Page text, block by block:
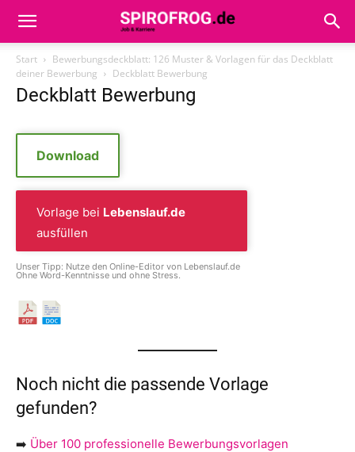
Start
Bewerbungsdeckblatt: 126 Muster & Vorlagen für das Deckblatt
deiner Bewerbung
Deckblatt Bewerbung
Deckblatt Bewerbung
Download
Vorlage bei Lebenslauf.de
ausfüllen
Unser Tipp: Nutze den Online-Editor von Lebenslauf.de
Ohne Word-Kenntnisse und ohne Stress.
Noch nicht die passende Vorlage
gefunden?
➡️ Über 100 professionelle Bewerbungsvorlagen